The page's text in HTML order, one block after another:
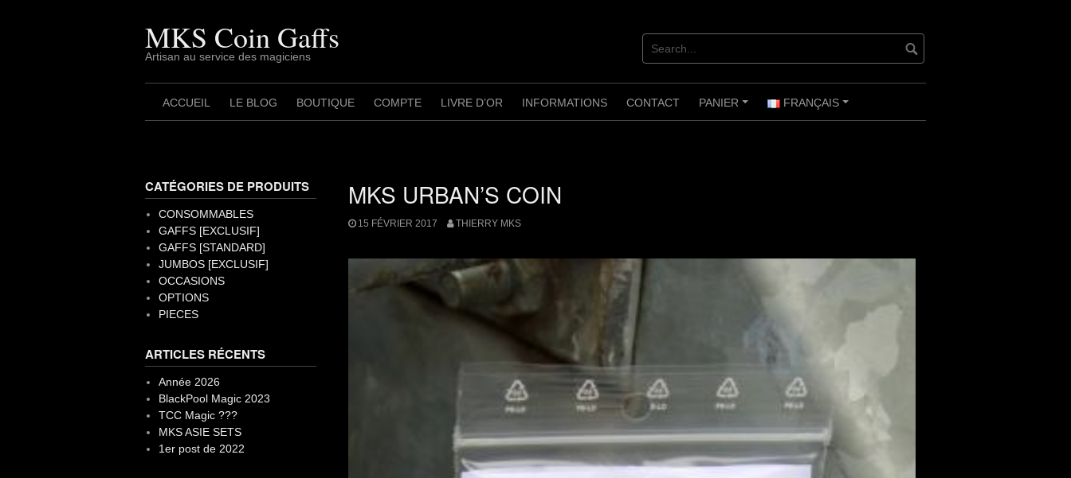
MKS Coin Gaffs
Artisan au service des magiciens
ACCUEIL LE BLOG BOUTIQUE COMPTE LIVRE D’OR INFORMATIONS CONTACT
+
PANIER
+
FRANÇAIS
MKS URBAN’S COIN
15 FÉVRIER 2017 THIERRY MKS
CATÉGORIES DE PRODUITS
CONSOMMABLES
GAFFS [EXCLUSIF]
GAFFS [STANDARD]
JUMBOS [EXCLUSIF]
OCCASIONS
OPTIONS
PIECES
ARTICLES RÉCENTS
Année 2026
BlackPool Magic 2023
TCC Magic ???
MKS ASIE SETS
1er post de 2022